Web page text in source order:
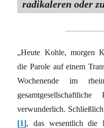
radikaleren oder
„Heute Kohle, morgen
die Parole auf einem
Wochenende im
verwunderlich.
[1], das wesentlich die